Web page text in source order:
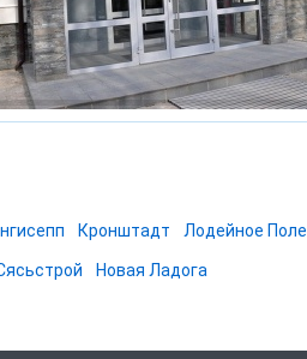
Кронштадт Лодейное Поле
Новая Ладога